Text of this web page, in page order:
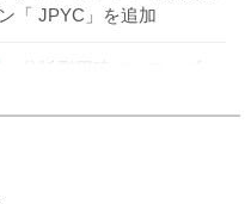
「 JPYC」を追加
信託型円建てステーブル